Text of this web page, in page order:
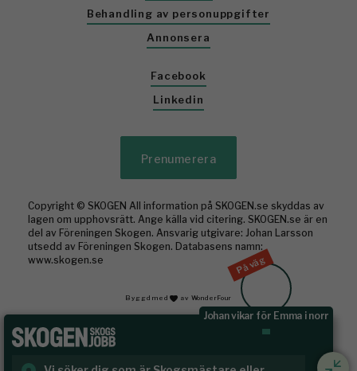
På väg
Johan vikar för Emma i norr
Behandling av personuppgifter
Annonsera
Facebook
Linkedin
Prenumerera
Copyright © SKOGEN All information på SKOGEN.se skyddas av
lagen om upphovsrätt. Ange källa vid citering. SKOGEN.se är en
del av Föreningen Skogen. Ansvarig utgivare: Johan Larsson
utsedd av Föreningen Skogen. Databasens namn:
www.skogen.se
Byggd med av WonderFour